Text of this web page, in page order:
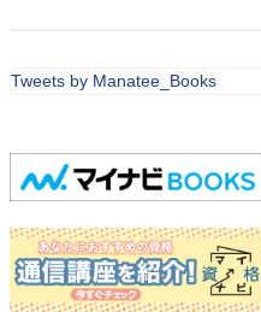
Tweets by Manatee_Books